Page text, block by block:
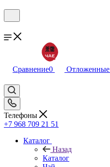
Сравнение0 Отложенные
Телефоны
+7 968 709 21 51
Каталог
Назад
Каталог